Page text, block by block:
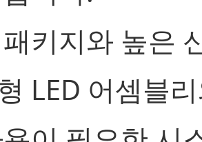
키지와 높은
LED 어셈블